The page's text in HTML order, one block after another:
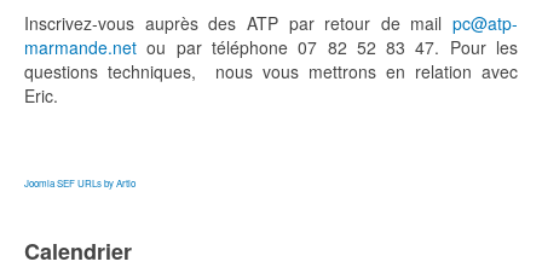
Inscrivez-vous auprès des ATP par retour de mail pc@atp-
marmande.net ou par téléphone 07 82 52 83 47. Pour les
questions techniques, nous vous mettrons en relation avec
Eric.
Joomla SEF URLs by Artio
Calendrier